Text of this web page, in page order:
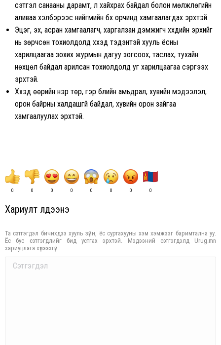
сэтгэл санааны дарамт, үл хайхрах байдал болон мөлжлөгийн
аливаа хэлбэрээс нийгмийн бүх орчинд хамгаалагдах эрхтэй.
Эцэг, эх, асран хамгаалагч, харгалзан дэмжигч хүүхдийн эрхийг
нь зөрчсөн тохиолдолд хүүхэд тэдэнтэй хууль ёсны
харилцаагаа зохих журмын дагуу зогсоох, таслах, тухайн
нөхцөл байдал арилсан тохиолдолд уг харилцаагаа сэргээх
эрхтэй.
Хүүхэд өөрийн нэр төр, гэр бүлийн амьдрал, хувийн мэдээлэл,
орон байрны халдашгүй байдал, хувийн орон зайгаа
хамгаалуулах эрхтэй.
0 0 0 0 0 0 0 0
Хариулт үлдээнэ үү
Та сэтгэгдэл бичихдээ хууль зүйн, ёс суртахууны хэм хэмжээг баримтална уу.
Ёс бус сэтгэгдлийг бид устгах эрхтэй. Мэдээний сэтгэгдэлд Urug.mn
хариуцлага хүлээхгүй.
Comment